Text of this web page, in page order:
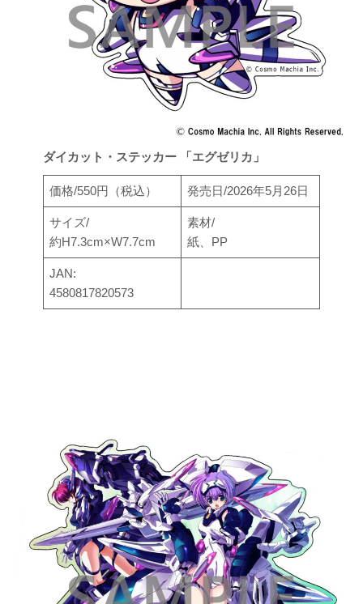
ダイカット・ステッカー 「エグゼリカ」
価格/550円（税込） 発売日/2026年5月26日
サイズ/
約H7.3cm×W7.7cm
素材/
紙、PP
JAN:
4580817820573